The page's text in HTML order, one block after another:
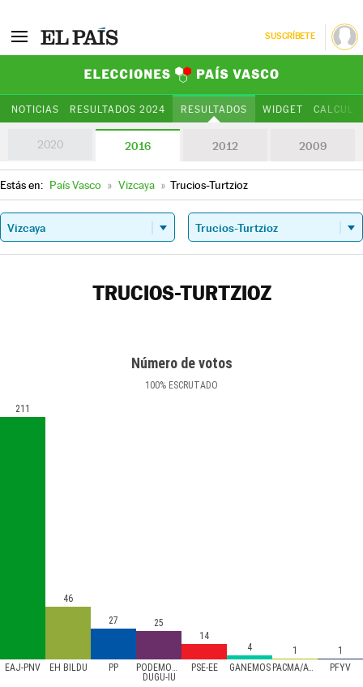
SUSCRÍBETE
NOTICIAS RESULTADOS 2024 RESULTADOS WIDGET
2020 2016 2012 2009
Estás en: País Vasco » Vizcaya » Trucios-Turtzioz
TRUCIOS-TURTZIOZ
Número de votos
100% ESCRUTADO
EAJ-PNV EH BILDU PP
PODEMOS/AHAL
DUGU-IU
PSE-EE GANEMOS PACMA/ATTKA PFYV
211
46
27
25
14
4
1 1